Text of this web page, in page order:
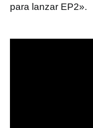
para lanzar EP2».